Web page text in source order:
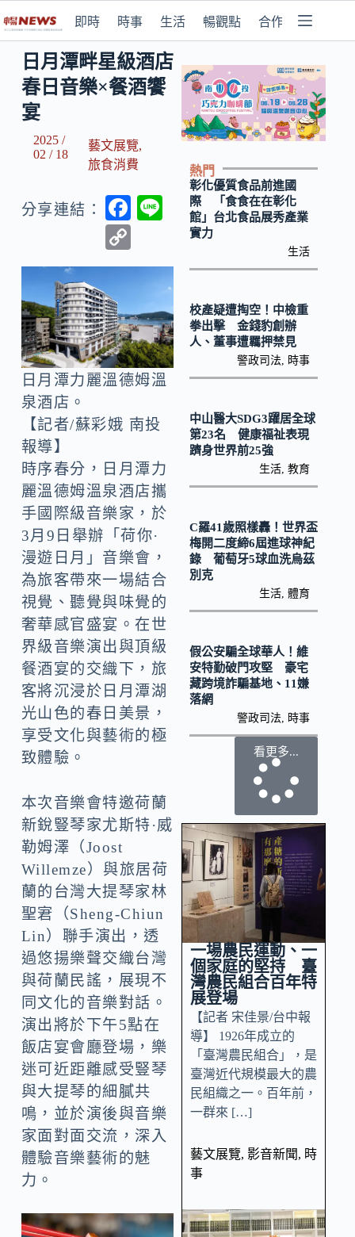
即時 時事 生活 暢觀點 合作媒體
日月潭畔星級酒店
春日音樂×餐酒饗
宴
2025 /
02 / 18
藝文展覽,
旅食消費
分享連結：
F
b
o
o
k
o
p
y
Li
n
k
日月潭力麗溫德姆溫
泉酒店。
【記者/蘇彩娥 南投
報導】
時序春分，日月潭力
麗溫德姆溫泉酒店攜
手國際級音樂家，於
3月9日舉辦「荷你·
漫遊日月」音樂會，
為旅客帶來一場結合
視覺、聽覺與味覺的
奢華感官盛宴。在世
界級音樂演出與頂級
餐酒宴的交織下，旅
客將沉浸於日月潭湖
光山色的春日美景，
享受文化與藝術的極
致體驗。
本次音樂會特邀荷蘭
新銳豎琴家尤斯特·威
勒姆澤（Joost
Willemze）與旅居荷
蘭的台灣大提琴家林
聖宭（Sheng-Chiun
Lin）聯手演出，透
過悠揚樂聲交織台灣
與荷蘭民謠，展現不
同文化的音樂對話。
演出將於下午5點在
飯店宴會廳登場，樂
迷可近距離感受豎琴
與大提琴的細膩共
鳴，並於演後與音樂
家面對面交流，深入
體驗音樂藝術的魅
力。
熱門
彰化優質食品前進國
際 「食食在在彰化
館」台北食品展秀產業
實力
生活
校產疑遭掏空！中檢重
拳出擊 金錢豹創辦
人、董事遭羈押禁見
警政司法 時事
中山醫大SDG3躍居全球
第23名 健康福祉表現
躋身世界前25強
生活 ,教育
C羅41歲照樣轟！世界盃
梅開二度締6屆進球神紀
錄 葡萄牙5球血洗烏茲
別克
生活 ,體育
假公安騙全球華人！維
安特勤破門攻堅 豪宅
藏跨境詐騙基地、11嫌
落網
警政司法 時事
看更多...
一場農民運動、一
個家庭的堅持 臺
灣農民組合百年特
展登場
【記者 宋佳景/台中報
導】 1926年成立的
「臺灣農民組合」，是
臺灣近代規模最大的農
民組織之一。百年前，
一群來 […]
藝文展覽, 影音新聞, 時
事